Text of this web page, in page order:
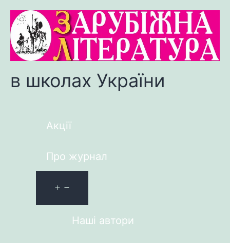
в школах України
Акції
Про журнал
Наші автори